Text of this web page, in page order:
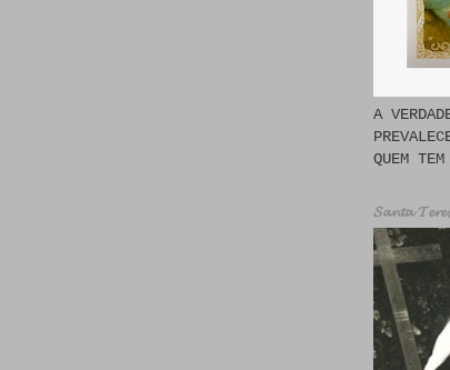
A
QUEM
𝓢𝓪𝓷𝓽𝓪